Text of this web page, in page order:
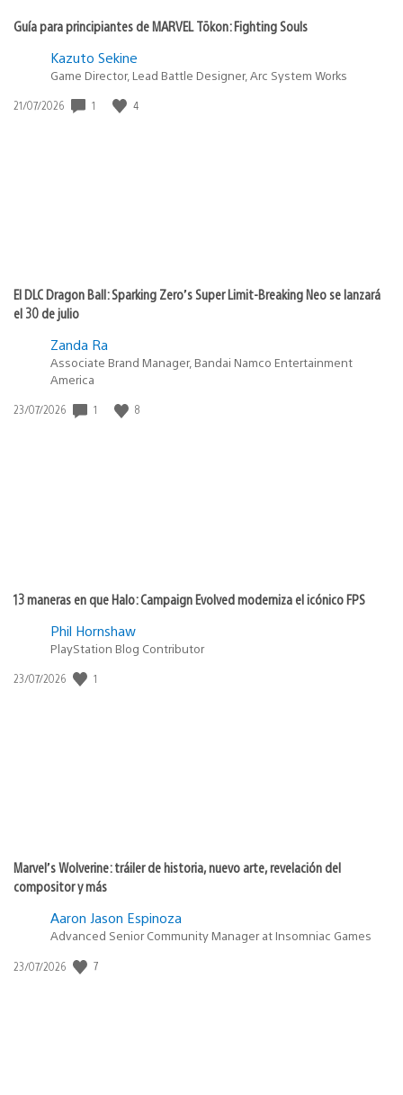
Guía para principiantes de MARVEL Tōkon: Fighting Souls
Kazuto Sekine
Game Director, Lead Battle Designer, Arc System Works
Fecha
21/07/2026 1 4
El DLC Dragon Ball: Sparking Zero’s Super Limit-Breaking Neo se lanzará
el 30 de julio
Zanda Ra
Associate Brand Manager, Bandai Namco Entertainment
America
Fecha
23/07/2026 1 8
13 maneras en que Halo: Campaign Evolved moderniza el icónico FPS
Phil Hornshaw
PlayStation Blog Contributor
Fecha
23/07/2026 1
Marvel’s Wolverine: tráiler de historia, nuevo arte, revelación del
compositor y más
Aaron Jason Espinoza
Advanced Senior Community Manager at Insomniac Games
Fecha
23/07/2026 7